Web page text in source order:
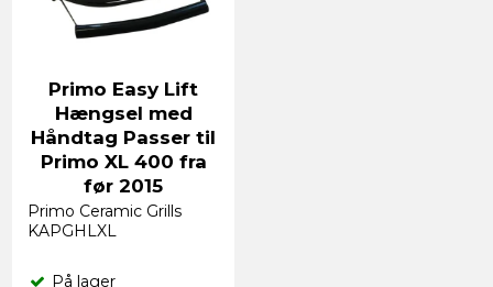
Primo Easy Lift
Hængsel med
Håndtag Passer til
Primo XL 400 fra
før 2015
Primo Ceramic Grills
KAPGHLXL
På lager